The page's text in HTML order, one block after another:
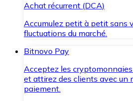
Achat récurrent (DCA)
Accumulez petit à petit sans
fluctuations du marché.
Bitnovo Pay
Acceptez les
et attirez des clients avec un
paiement.